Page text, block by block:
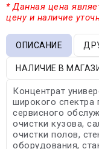
* Данная цена
цену и наличие
ОПИСАНИЕ
НАЛИЧИЕ В
Концентрат
широкого спектра
сервисного
очистки кузова,
очистки полов,
оборудования,